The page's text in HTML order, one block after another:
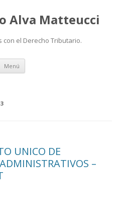
Alva Matteucci
con el Derecho Tributario.
Menú Ir
contenido
UNICO DE
–